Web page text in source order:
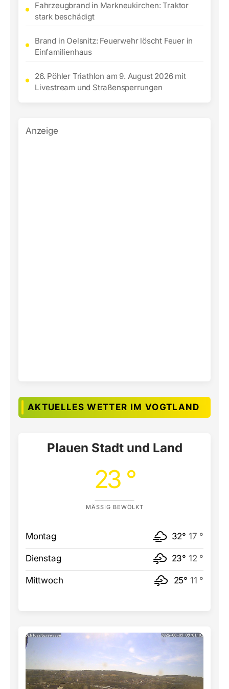
Fahrzeugbrand in Markneukirchen: Traktor
stark beschädigt
Brand in Oelsnitz: Feuerwehr löscht Feuer in
Einfamilienhaus
26. Pöhler Triathlon am 9. August 2026 mit
Livestream und Straßensperrungen
Anzeige
AKTUELLES WETTER IM VOGTLAND
Plauen Stadt und Land
23 °
MÄSSIG BEWÖLKT
Montag 32° 17 °
Dienstag 23° 12 °
Mittwoch 25° 11 °